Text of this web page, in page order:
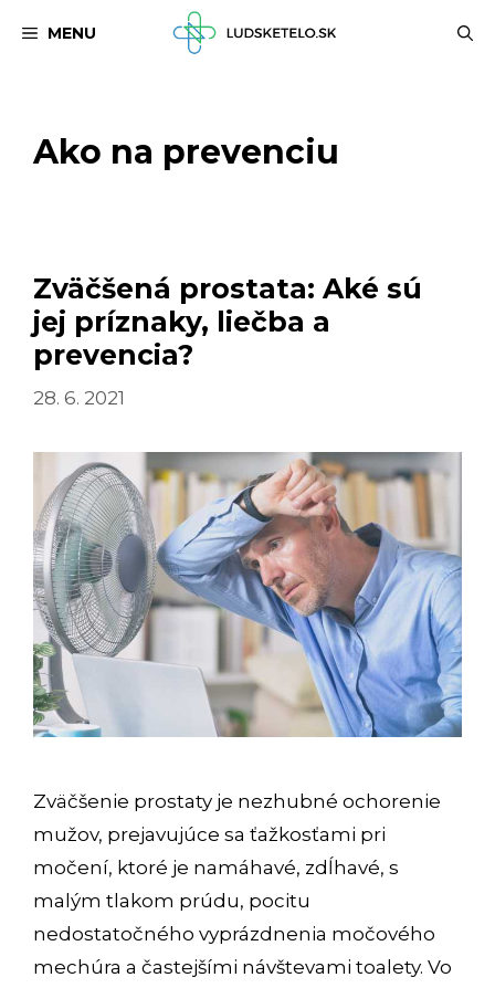
MENU
Ako na prevenciu
Zväčšená prostata: Aké sú
jej príznaky, liečba a
prevencia?
28. 6. 2021
Zväčšenie prostaty je nezhubné ochorenie
mužov, prejavujúce sa ťažkosťami pri
močení, ktoré je namáhavé, zdĺhavé, s
malým tlakom prúdu, pocitu
nedostatočného vyprázdnenia močového
mechúra a častejšími návštevami toalety. Vo